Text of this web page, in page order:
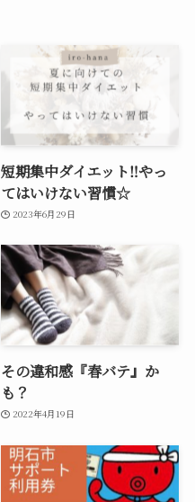
短期集中ダイエット‼やっ
てはいけない習慣☆
2023年6月29日
その違和感『春バテ』か
も？
2022年4月19日